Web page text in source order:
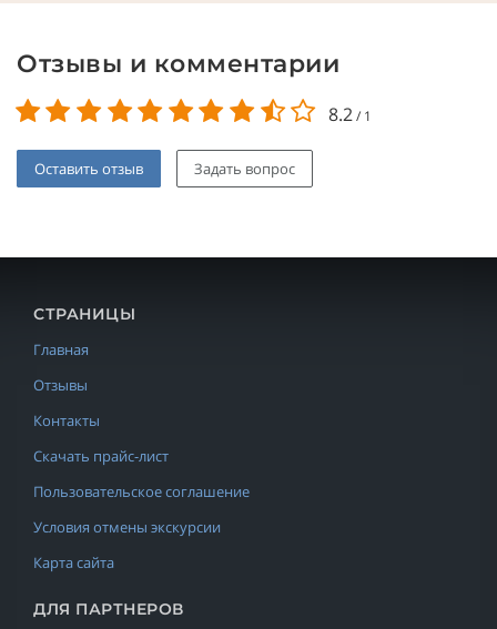
Отзывы и комментарии
8.2/ 1
Оставить отзыв Задать вопрос
СТРАНИЦЫ
Главная
Отзывы
Контакты
Скачать прайс-лист
Пользовательское соглашение
Условия отмены экскурсии
Карта сайта
ДЛЯ ПАРТНЕРОВ